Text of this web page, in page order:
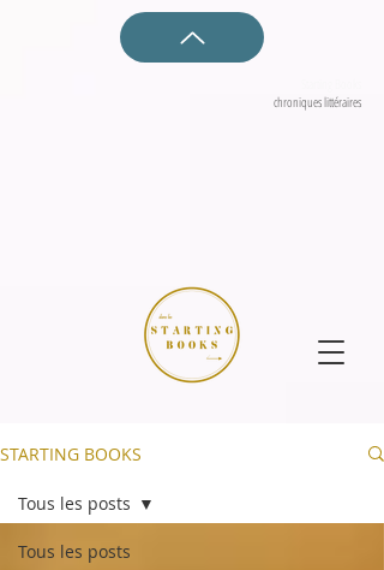
chroniques littéraires
STARTING BOOKS
Tous les posts
Tous les posts